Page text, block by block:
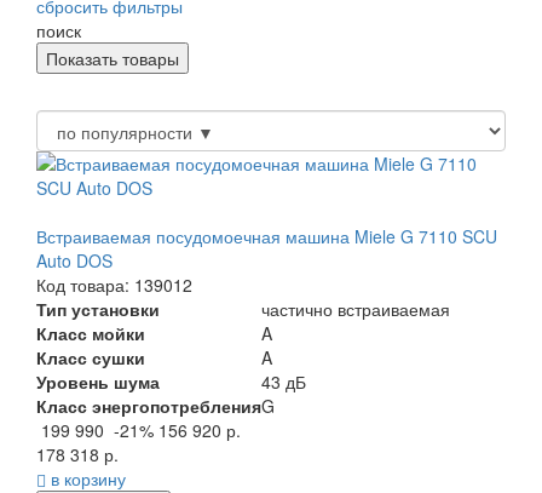
сбросить фильтры
поиск
Встраиваемая посудомоечная машина Miele G 7110 SCU
Auto DOS
Код товара: 139012
Тип установки
частично встраиваемая
Класс мойки
A
Класс сушки
A
Уровень шума
43 дБ
Класс энергопотребленияG
199 990 -21% 156 920 р.
178 318 р.
в корзину